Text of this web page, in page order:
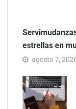
estrellas en
agosto 7,